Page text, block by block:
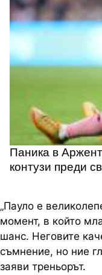
Паника в
контузи преди
„Пауло е
момент, в който
шанс. Неговите
съмнение, но ние
заяви треньорът.